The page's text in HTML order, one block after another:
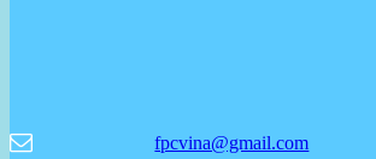
fpcvina@gmail.com